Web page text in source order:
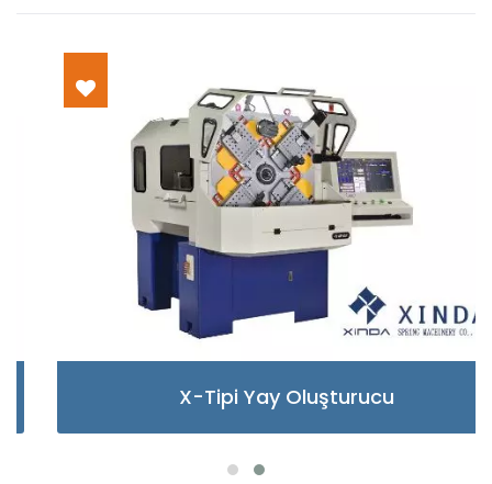
X-Tipi Yay Oluşturucu